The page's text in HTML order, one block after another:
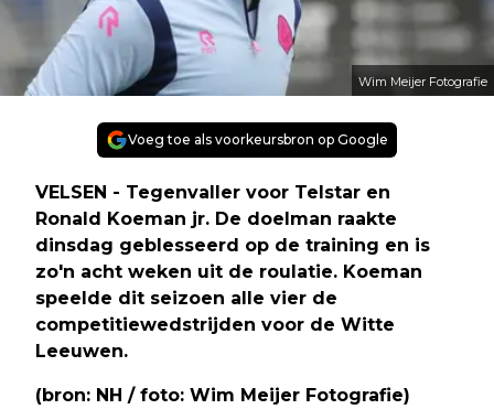
Wim Meijer Fotografie
Voeg toe als voorkeursbron op Google
VELSEN - Tegenvaller voor Telstar en
Ronald Koeman jr. De doelman raakte
dinsdag geblesseerd op de training en is
zo'n acht weken uit de roulatie. Koeman
speelde dit seizoen alle vier de
competitiewedstrijden voor de Witte
Leeuwen.
(bron: NH / foto: Wim Meijer Fotografie)